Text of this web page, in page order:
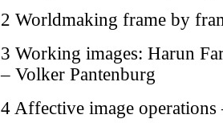
2 Worldmaking frame by
3 Working images: Harun
– Volker Pantenburg
4 Affective image operations